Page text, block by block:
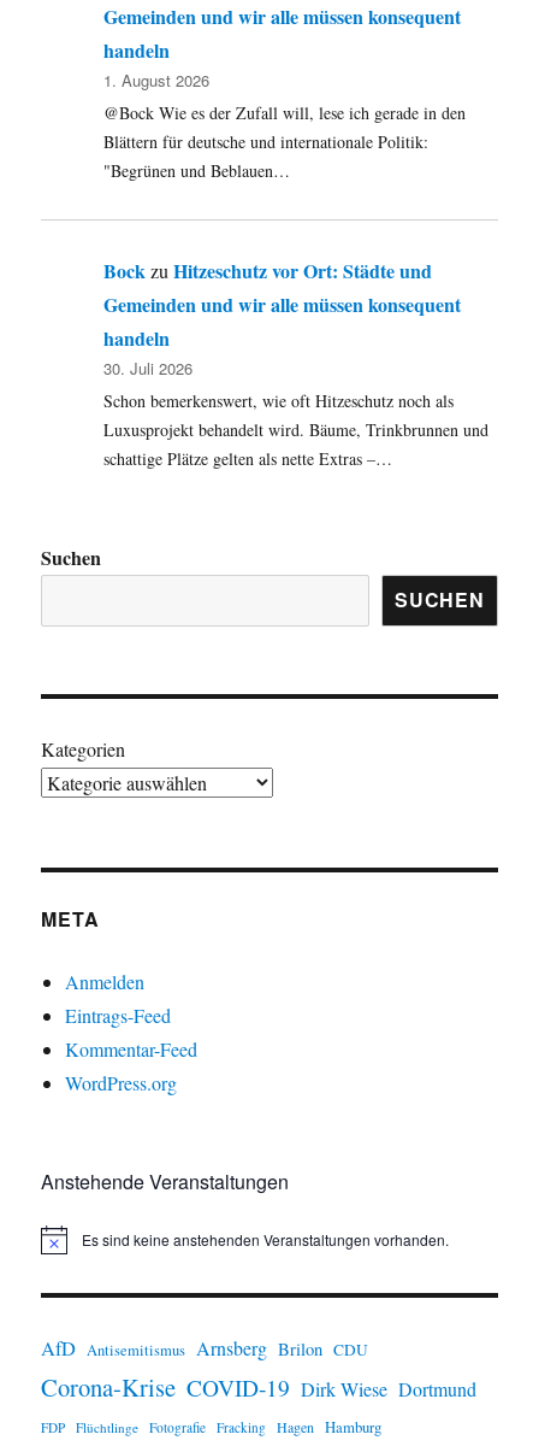
Gemeinden und wir alle müssen konsequent
handeln
1. August 2026
@Bock Wie es der Zufall will, lese ich gerade in den
Blättern für deutsche und internationale Politik:
"Begrünen und Beblauen…
BockzuHitzeschutz vor Ort: Städte und
Gemeinden und wir alle müssen konsequent
handeln
30. Juli 2026
Schon bemerkenswert, wie oft Hitzeschutz noch als
Luxusprojekt behandelt wird. Bäume, Trinkbrunnen und
schattige Plätze gelten als nette Extras –…
Suchen
SUCHEN
Kategorien
META
Anmelden
Eintrags-Feed
Kommentar-Feed
WordPress.org
Anstehende Veranstaltungen
H
w
s
Es sind keine anstehenden Veranstaltungen vorhanden.
AfD Antisemitismus Arnsberg Brilon CDU
Corona-Krise COVID-19 Dirk Wiese Dortmund
FDP Flüchtlinge Fotografie Fracking Hagen Hamburg